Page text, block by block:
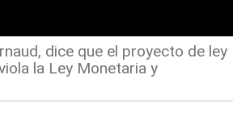
dice que el proyecto de ley
la Ley Monetaria y